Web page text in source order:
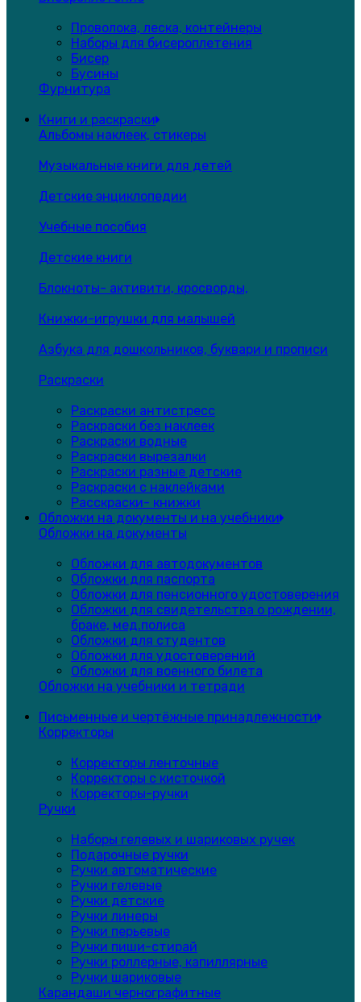
Проволока, леска, контейнеры
Наборы для бисероплетения
Бисер
Бусины
Фурнитура
Книги и раскраски
Альбомы наклеек, стикеры
Музыкальные книги для детей
Детские энциклопедии
Учебные пособия
Детские книги
Блокноты- активити, кросворды,
Книжки-игрушки для малышей
Азбука для дошкольников, буквари и прописи
Раскраски
Раскраски антистресс
Раскраски без наклеек
Раскраски водные
Раскраски вырезалки
Раскраски разные детские
Раскраски с наклейками
Расскраски- книжки
Обложки на документы и на учебники
Обложки на документы
Обложки для автодокументов
Обложки для паспорта
Обложки для пенсионного удостоверения
Обложки для свидетельства о рождении,
браке, мед.полиса
Обложки для студентов
Обложки для удостоверений
Обложки для военного билета
Обложки на учебники и тетради
Письменные и чертёжные принадлежности
Корректоры
Корректоры ленточные
Корректоры с кисточкой
Корректоры-ручки
Ручки
Наборы гелевых и шариковых ручек
Подарочные ручки
Ручки автоматические
Ручки гелевые
Ручки детские
Ручки линеры
Ручки перьевые
Ручки пиши-стирай
Ручки роллерные, капиллярные
Ручки шариковые
Карандаши чернографитные